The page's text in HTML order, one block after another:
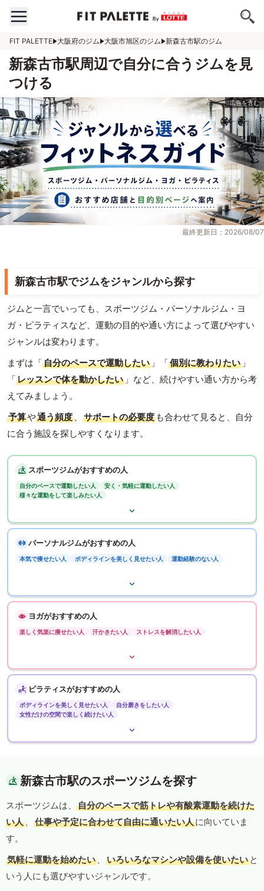
FIT PALETTE 大阪府のジム 大阪市旭区のジム 新森古市駅のジム
新森古市駅周辺で自分に合うジムを見
つける
最終更新日：2026/08/07
新森古市駅でジムをジャンルから探す
ジムと一言でいっても、スポーツジム・パーソナルジム・ヨ
ガ・ピラティスなど、運動の目的や通い方によって選びやすい
ジャンルは変わります。
まずは「自分のペースで運動したい 」「個別に教わりたい 」
「レッスンで体を動かしたい 」など、続けやすい通い方から考
えてみましょう。
予算や通う頻度 、 サポートの必要度 も合わせて見ると、自分
に合う施設を探しやすくなります。
スポーツジムがおすすめの人
自分のペースで運動したい人
安く・気軽に運動したい人
様々な運動をして楽しみたい人
パーソナルジムがおすすめの人
本気で痩せたい人 ボディラインを美しく見せたい人 運動経験のない人
ヨガがおすすめの人
楽しく気楽に痩せたい人 汗かきたい人 ストレスを解消したい人
ピラティスがおすすめの人
ボディラインを美しく見せたい人
自分磨きをしたい人
女性だけの空間で楽しく続けたい人
新森古市駅のスポーツジムを探す
スポーツジムは、
自分のペースで筋トレや有酸素運動を続けた
い人 、 仕事や予定に合わせて自由に通いたい人に向いていま
す。
気軽に運動を始めたい 、 いろいろなマシンや設備を使いたい と
いう人にも選びやすいジャンルです。